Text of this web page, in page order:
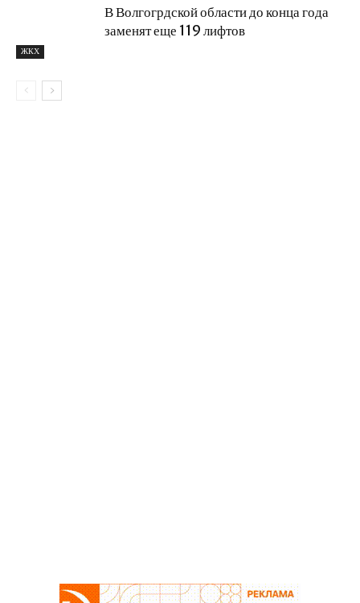
ЖКХ
В Волгогрдской области до конца года
заменят еще 119 лифтов